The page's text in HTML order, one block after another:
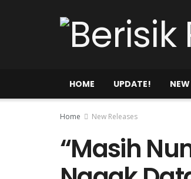
HOME UPDATE! NEW
Home New Releases
“Masih